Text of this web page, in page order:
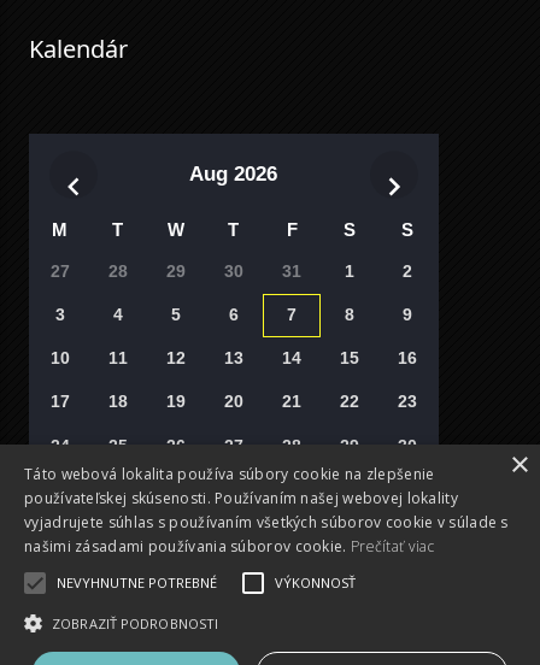
Kalendár
Aug 2026
M T W T F S S
27 28 29 30 31 1 2
3 4 5 6 7 8 9
10 11 12 13 14 15 16
17 18 19 20 21 22 23
24 25 26 27 28 29 30
31 6
Vyberte si deň
×
Táto webová lokalita používa súbory cookie na zlepšenie
používateľskej skúsenosti. Používaním našej webovej lokality
vyjadrujete súhlas s používaním všetkých súborov cookie v súlade s
našimi zásadami používania súborov cookie. Prečítať viac
NEVYHNUTNE POTREBNÉ VÝKONNOSŤ
ZOBRAZIŤ PODROBNOSTI